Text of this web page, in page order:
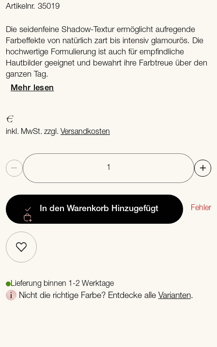
Artikelnr. 35019
Die seidenfeine Shadow-Textur ermöglicht aufregende
Farbeffekte von natürlich zart bis intensiv glamourös. Die
hochwertige Formulierung ist auch für empfindliche
Hautbilder geeignet und bewahrt ihre Farbtreue über den
ganzen Tag.
Mehr lesen
€
inkl. MwSt. zzgl.Versandkosten
Anzahl
In den Warenkorb Hinzugefügt Fehler
Lieferung binnen 1-2 Werktage
Nicht die richtige Farbe? Entdecke alle Varianten.